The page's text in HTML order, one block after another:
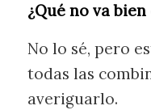
¿Qué no va
No lo sé, pero
todas las
averiguarlo.